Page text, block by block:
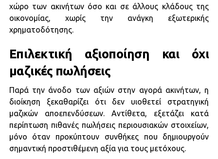
χώρο των ακινήτων όσο και σε άλλους κλάδους της
οικονομίας, χωρίς την ανάγκη εξωτερικής
χρηματοδότησης.
Επιλεκτική αξιοποίηση και όχι
μαζικές πωλήσεις
Παρά την άνοδο των αξιών στην αγορά ακινήτων, η
διοίκηση ξεκαθαρίζει ότι δεν υιοθετεί στρατηγική
μαζικών αποεπενδύσεων. Αντίθετα, εξετάζει κατά
περίπτωση πιθανές πωλήσεις περιουσιακών στοιχείων,
μόνο όταν προκύπτουν συνθήκες που δημιουργούν
σημαντική προστιθέμενη αξία για τους μετόχους.